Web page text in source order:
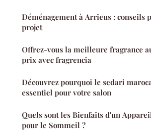
Déménagement à Arrieus : conseils
projet
Offrez-vous la meilleure fragrance
prix avec fragrencia
Découvrez pourquoi le sedari
essentiel pour votre salon
Quels sont les Bienfaits d'un
pour le Sommeil ?